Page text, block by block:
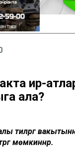
ир-
ала?
әтиләргә
мөмкиннәр.